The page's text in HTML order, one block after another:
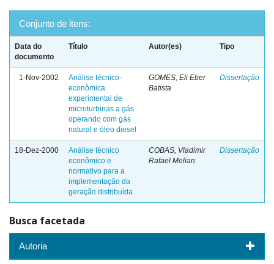
Conjunto de itens:
Data do
documento
Título Autor(es) Tipo
1-Nov-2002
Análise técnico-
econômica
experimental de
microturbinas a gás
operando com gás
natural e óleo diesel
GOMES, Eli Eber
Batista
Dissertação
18-Dez-2000
Análise técnico
econômico e
normativo para a
implementação da
geração distribuída
COBAS, Vladimir
Rafael Melian
Dissertação
Busca facetada
Autoria